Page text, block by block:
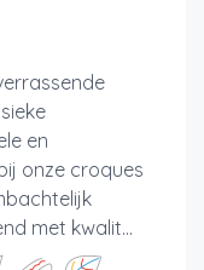
en
onze croques
met kwalit...